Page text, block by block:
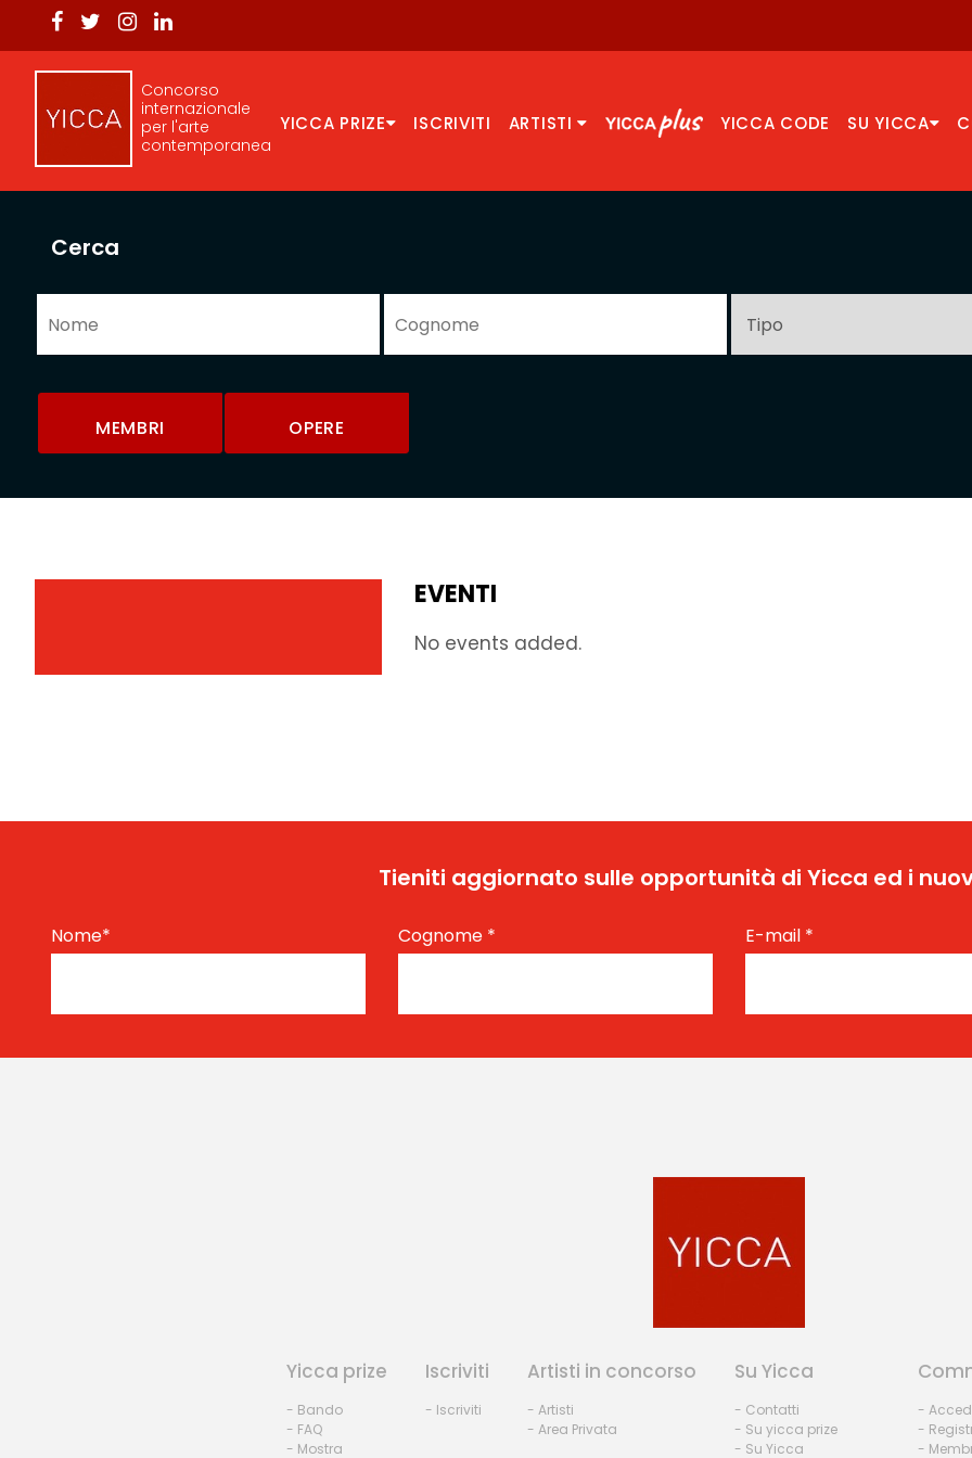
Concorso
internazionale
per l'arte
contemporanea
YICCA PRIZE ISCRIVITI ARTISTI YICCA CODE SU YICCA
Cerca
MEMBRI OPERE
EVENTI
No events added.
Tieniti aggiornato sulle opportunità di Yicca ed i
Nome* Cognome * E-mail *
Yicca prize
- Bando
- FAQ
- Mostra
Iscriviti
- Iscriviti
Artisti in concorso
- Artisti
- Area Privata
Su Yicca
- Contatti
- Su yicca prize
- Su Yicca
-
-
-